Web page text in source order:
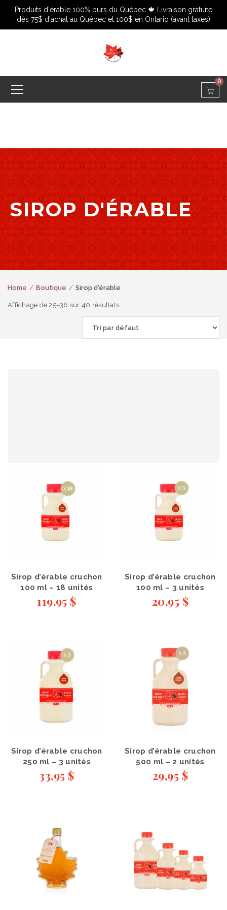
Produits d'érable 100% purs du Québec 🍁 Livraison gratuite
dès 75$ d'achat au Québec et 100$ en Ontario (avant taxes)
0
SIROP D'ÉRABLE
Home Boutique Sirop d'érable
Affichage de 25–36 sur 40 résultats
Sirop d’érable cruchon
100 ml – 18 unités
119,95 $
Sirop d’érable cruchon
100 ml – 3 unités
20,95 $
Sirop d’érable cruchon
250 ml – 3 unités
33,95 $
Sirop d’érable cruchon
500 ml – 2 unités
29,95 $